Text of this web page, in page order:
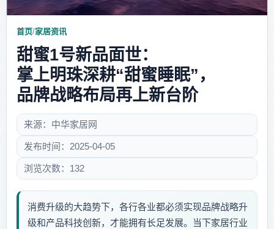
家装攻略
首页/家居资讯
甜蜜1号新品面世：
掌上明珠深耕“甜蜜睡眠”，
品牌战略布局再上新台阶
来源：中华家居网
发布时间：2025-04-05
浏览次数：132
消费升级的大趋势下，各行各业都必须实现品牌战略升
级和产品科技创新，才能拥有长足发展。当下家居行业